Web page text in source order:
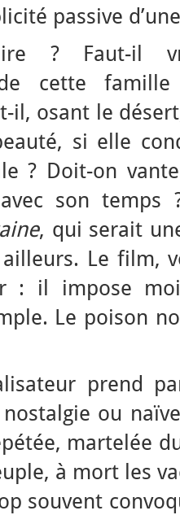
passive
? Faut-il
de cette
il, osant le
si elle
? Doit-on
son temps
, qui serait
ailleurs. Le film,
: il impose
Le poison
prend
ou
martelée
à mort les
souvent